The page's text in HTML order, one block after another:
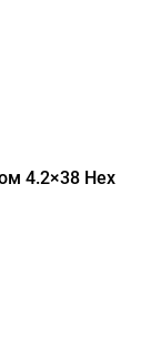
4.2×38 Hex